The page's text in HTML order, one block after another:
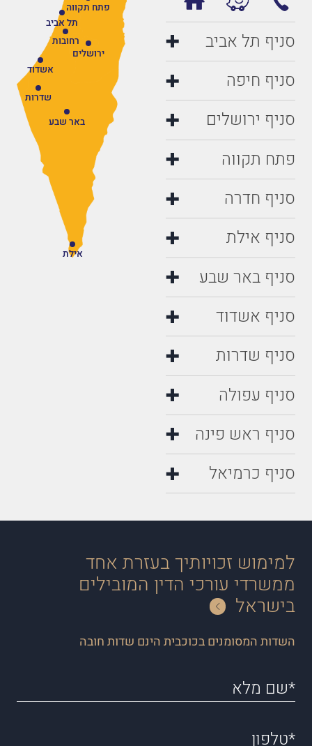
סניף תל אביב
סניף חיפה
סניף ירושלים
פתח תקווה
סניף חדרה
סניף אילת
סניף באר שבע
סניף אשדוד
סניף שדרות
סניף עפולה
סניף ראש פינה
סניף כרמיאל
רחובות
תל אביב
ירושלים
פתח תקווה
אילת
באר שבע
אשדוד
שדרות
למימוש זכויותיך בעזרת אחד
ממשרדי עורכי הדין המובילים
בישראל
השדות המסומנים בכוכבית הינם שדות חובה